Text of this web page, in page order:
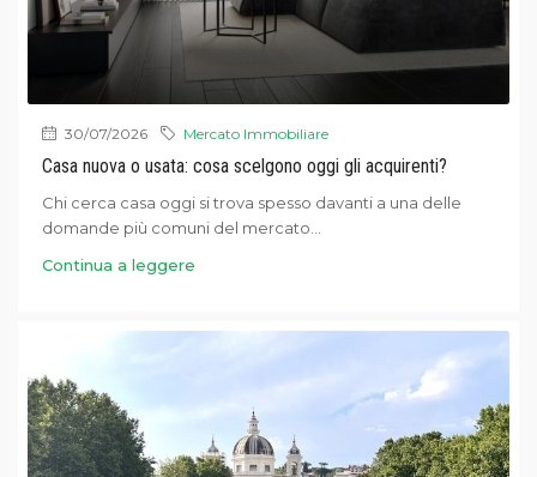
30/07/2026 Mercato Immobiliare
Casa nuova o usata: cosa scelgono oggi gli acquirenti?
Chi cerca casa oggi si trova spesso davanti a una delle
domande più comuni del mercato...
Continua a leggere